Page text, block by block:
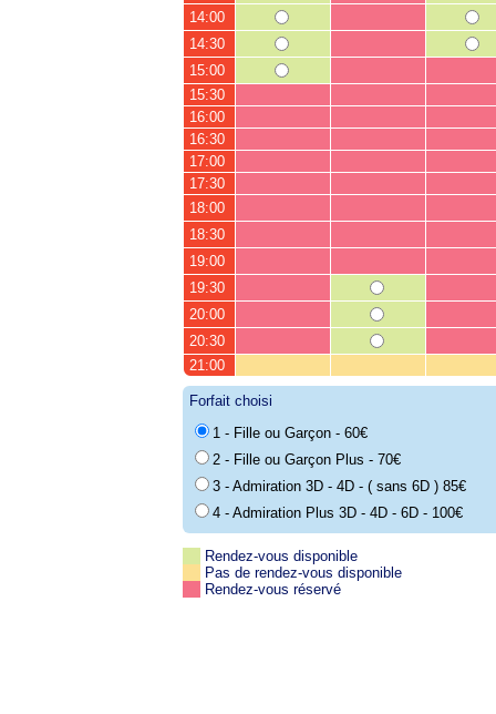
14:00
14:30
15:00
15:30
16:00
16:30
17:00
17:30
18:00
18:30
19:00
19:30
20:00
20:30
21:00
Forfait choisi
1 - Fille ou Garçon - 60€
2 - Fille ou Garçon Plus - 70€
3 - Admiration 3D - 4D - ( sans 6D ) 85€
4 - Admiration Plus 3D - 4D - 6D - 100€
Rendez-vous disponible
Pas de rendez-vous disponible
Rendez-vous réservé